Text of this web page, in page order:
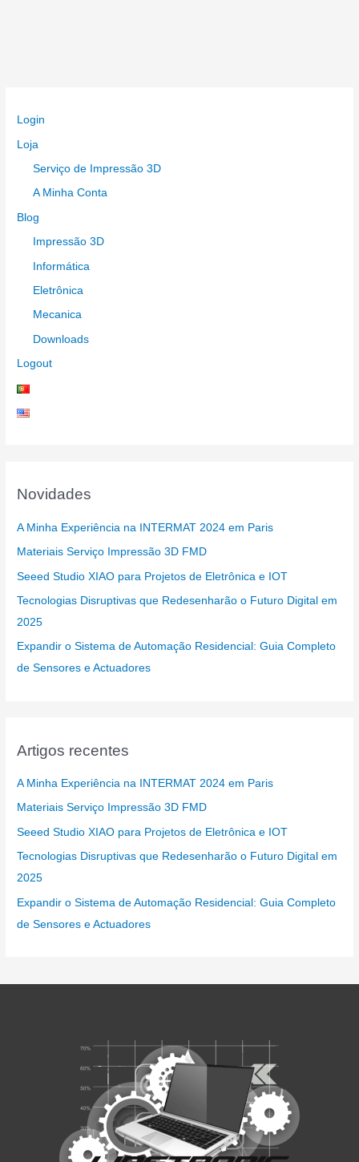
Login
Loja
Serviço de Impressão 3D
A Minha Conta
Blog
Impressão 3D
Informática
Eletrônica
Mecanica
Downloads
Logout
Novidades
A Minha Experiência na INTERMAT 2024 em Paris
Materiais Serviço Impressão 3D FMD
Seeed Studio XIAO para Projetos de Eletrônica e IOT
Tecnologias Disruptivas que Redesenharão o Futuro Digital em
2025
Expandir o Sistema de Automação Residencial: Guia Completo
de Sensores e Actuadores
Artigos recentes
A Minha Experiência na INTERMAT 2024 em Paris
Materiais Serviço Impressão 3D FMD
Seeed Studio XIAO para Projetos de Eletrônica e IOT
Tecnologias Disruptivas que Redesenharão o Futuro Digital em
2025
Expandir o Sistema de Automação Residencial: Guia Completo
de Sensores e Actuadores